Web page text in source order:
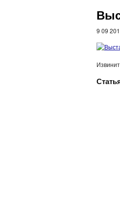
9 09